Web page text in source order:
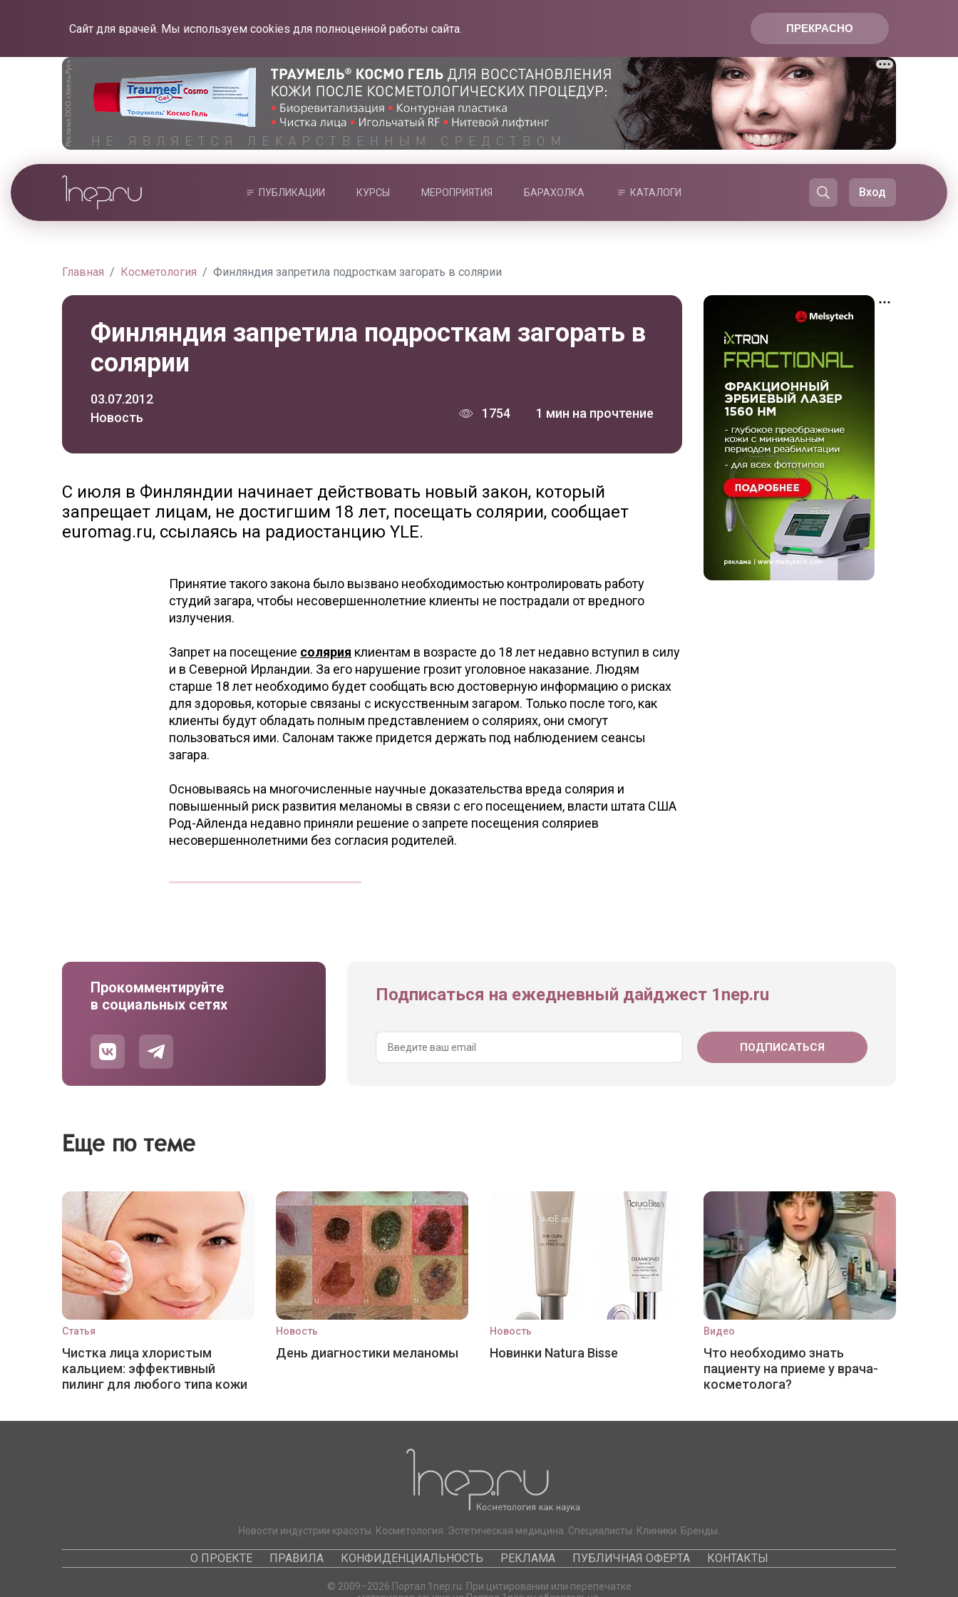
ПРЕКРАСНО
Сайт для врачей. Мы используем cookies для полноценной работы сайта.
ПУБЛИКАЦИИ КУРСЫ МЕРОПРИЯТИЯ БАРАХОЛКА КАТАЛОГИ Вход
Главная Косметология Финляндия запретила подросткам загорать в солярии
Финляндия запретила подросткам загорать в
солярии
03.07.2012
Новость
1754 1 мин на прочтение
С июля в Финляндии начинает действовать новый закон, который
запрещает лицам, не достигшим 18 лет, посещать солярии, сообщает
euromag.ru, ссылаясь на радиостанцию YLE.
Принятие такого закона было вызвано необходимостью контролировать работу
студий загара, чтобы несовершеннолетние клиенты не пострадали от вредного
излучения.
Запрет на посещение солярия клиентам в возрасте до 18 лет недавно вступил в силу
и в Северной Ирландии. За его нарушение грозит уголовное наказание. Людям
старше 18 лет необходимо будет сообщать всю достоверную информацию о рисках
для здоровья, которые связаны с искусственным загаром. Только после того, как
клиенты будут обладать полным представлением о соляриях, они смогут
пользоваться ими. Салонам также придется держать под наблюдением сеансы
загара.
Основываясь на многочисленные научные доказательства вреда солярия и
повышенный риск развития меланомы в связи с его посещением, власти штата США
Род-Айленда недавно приняли решение о запрете посещения соляриев
несовершеннолетними без согласия родителей.
Прокомментируйте
в социальных сетях
Подписаться на ежедневный дайджест 1nep.ru
Еще по теме
Статья
Чистка лица хлористым
кальцием: эффективный
пилинг для любого типа кожи
Новость
День диагностики меланомы
Новость
Новинки Natura Bisse
Видео
Что необходимо знать
пациенту на приеме у врача-
косметолога?
Новости индустрии красоты. Косметология. Эстетическая медицина. Специалисты. Клиники. Бренды.
О ПРОЕКТЕ ПРАВИЛА КОНФИДЕНЦИАЛЬНОСТЬ РЕКЛАМА ПУБЛИЧНАЯ ОФЕРТА КОНТАКТЫ
© 2009–2026 Портал 1nep.ru. При цитировании или перепечатке